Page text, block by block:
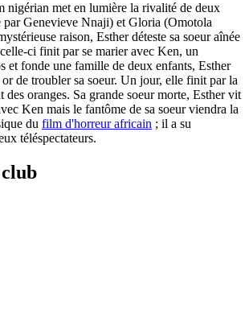
nigérian met en lumière la rivalité de deux
par Genevieve Nnaji) et Gloria (Omotola
raison, Esther déteste sa soeur aînée
ci finit par se marier avec Ken, un
et fonde une famille de deux enfants, Esther
de troubler sa soeur. Un jour, elle finit par la
des oranges. Sa grande soeur morte, Esther vit
Ken mais le fantôme de sa soeur viendra la
du film d'horreur africain ; il a su
téléspectateurs.